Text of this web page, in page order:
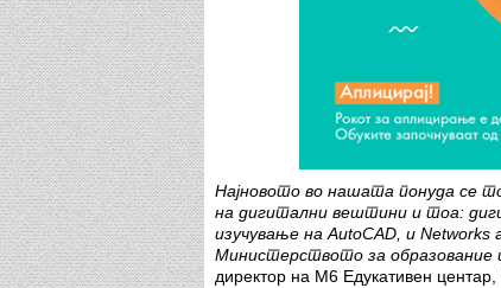
Најновото во нашата понуда се
на дигитални вештини и тоа:
изучување на AutoCAD, и Networks
Министерството за образование
директор на М6 Едукативен